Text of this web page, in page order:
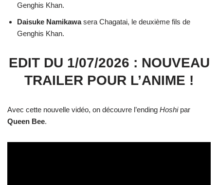
Genghis Khan.
Daisuke Namikawasera Chagatai, le deuxième fils de
Genghis Khan.
EDIT DU 1/07/2026 : NOUVEAU
TRAILER POUR L’ANIME !
Avec cette nouvelle vidéo, on découvre l’ending Hoshipar
Queen Bee.